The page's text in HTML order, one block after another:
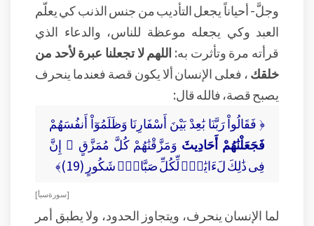
وجلَّ- أحياناً يجعل التأديب من جنس الذنب كي يعلّم
العبد وكي يجعله موعظة للناس، والدعاء الذي
قرأته مرة وتأثرت به: اللهم لا تجعلنا عبرة لأحد من
خلقك، فعلى الإنسان ألا يكون قصة فعندما ينحرف
يصبح قصة، فالله قال:
﴿ فَقَالُواْ رَبَّنَا بَٰعِدْ بَيْنَ أَسْفَارِنَا وَظَلَمُوٓاْ أَنفُسَهُمْ
فَجَعَلْنَٰهُمْ أَحَادِيثَ وَمَزَّقْنَٰهُمْ كُلَّ مُمَزَّقٍ ۚ إِنَّ
فِى ذَٰلِكَ لَءَايَٰتٍۢ لِّكُلِّ صَبَّارٍۢ شَكُورٍ (19)﴾
[ سورة سبأ ]
لما الإنسان ينحرف، ويتجاوز الحدود، ولا يطبق أمر